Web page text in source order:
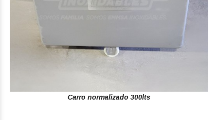
Carro normalizado 300lts